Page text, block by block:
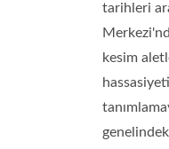
tarihleri
kesim